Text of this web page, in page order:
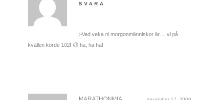
SVARA
>Vad veka ni morgonmänniskor är… vi på
kvällen körde 102! 😉 ha, ha ha!